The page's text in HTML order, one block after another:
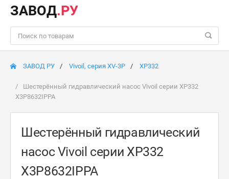
ЗАВОД.РУ
ЗАВОД РУ Vivoil, серия XV-3P XP332
Шестерённый гидравлический насос Vivoil серии XP332
X3P8632IPPA
Шестерённый гидравлический
насос Vivoil серии XP332
X3P8632IPPA